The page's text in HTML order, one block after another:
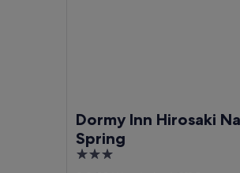
Dormy Inn Hirosaki
Spring
3